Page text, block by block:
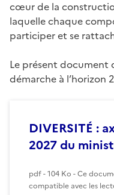
cœur de la
laquelle chaque
participer et se
Le présent document
démarche à l’horizon
DIVERSITÉ :
2027 du
pdf - 104 Ko - Ce
compatible avec les